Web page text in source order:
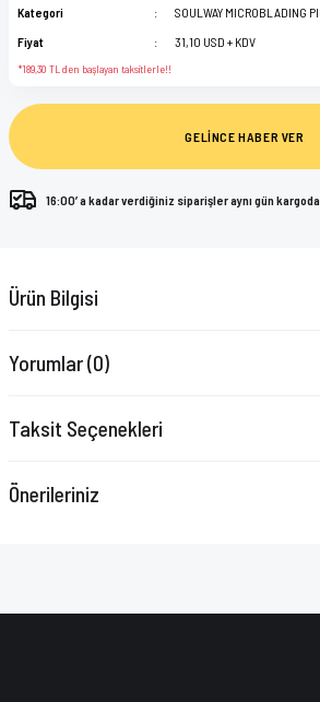
Kategori
SOULWAY MICROBLADING
Fiyat
31,10 USD + KDV
*189,30 TL den başlayan taksitlerle!!
GELİNCE HABER VER
16:00’ a kadar verdiğiniz siparişler aynı gün
Ürün Bilgisi
Yorumlar (0)
Taksit Seçenekleri
Önerileriniz